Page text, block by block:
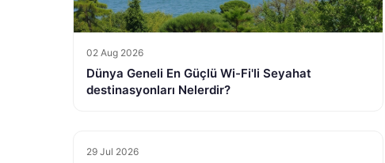
02 Aug 2026
Dünya Geneli En Güçlü Wi-Fi'li Seyahat
destinasyonları Nelerdir?
29 Jul 2026